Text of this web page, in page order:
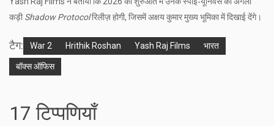
कड़ीShadow Protocolरिलीज़ होगी, जिसमें अक्षय कुमार मुख्य भूमिका में दिखाई देंगे।
टैग: War 2 Hrithik Roshan Yash Raj Films भारत
बॉक्स ऑफिस
17 टिप्पणियाँ